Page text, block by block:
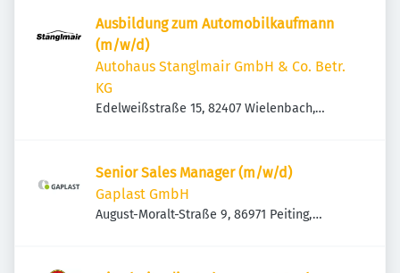
Ausbildung zum Automobilkaufmann
(m/w/d)
Autohaus Stanglmair GmbH & Co. Betr.
KG
Edelweißstraße 15, 82407 Wielenbach,
Senior Sales Manager (m/w/d)
Gaplast GmbH
August-Moralt-Straße 9, 86971 Peiting,